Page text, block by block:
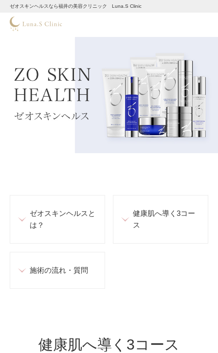
ゼオスキンヘルスなら福井の美容クリニック Luna.S Clinic
ゼオスキンヘルスと
は？
健康肌へ導く3コー
ス
施術の流れ・質問
健康肌へ導く3コース